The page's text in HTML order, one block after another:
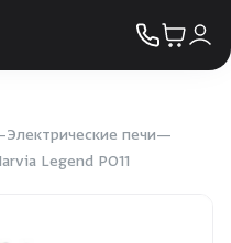
Электрические печи
Legend PO11